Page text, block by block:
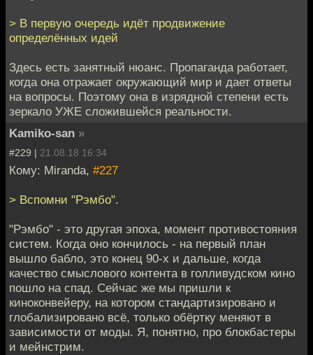
> В первую очередь идёт продвижение
определённых идей
Здесь есть занятный нюанс. Пропаганда работает,
когда она отражает окружающий мир и дает ответы
на вопросы. Поэтому она в изрядной степени есть
зеркало УЖЕ сложившейся реальности.
Kamiko-san »
#229 | 21.08.18 16:34
Кому: Miranda, #227
> Вспомни "Рэмбо".
"Рэмбо" - это другая эпоха, момент противостояния
систем. Когда оно кончилось - на первый план
вышло бабло, это конец 90-х и дальше, когда
качество смыслового контента в голливудском кино
пошло на спад. Сейчас же мы пришли к
киноконвейеру, на котором стандартизировано и
глобализировано всё, только обёртку меняют в
зависимости от моды. Я, понятно, про блокбастеры
и мейнстрим.